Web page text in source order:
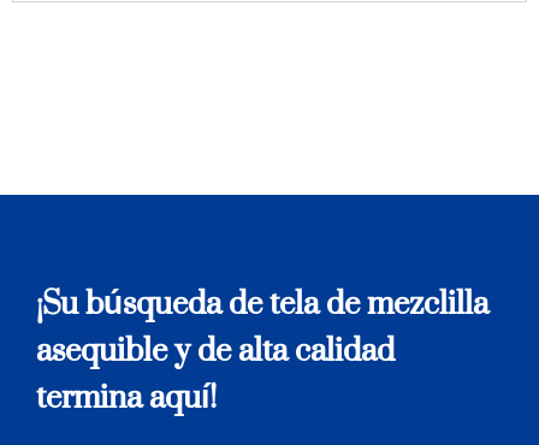
¡Su búsqueda de tela de mezclilla
asequible y de alta calidad
termina aquí!